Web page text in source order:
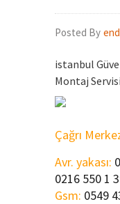
Posted By end
istanbul
Montaj
Çağrı
Avr. yakası:
0216 550 1
Gsm: 0549